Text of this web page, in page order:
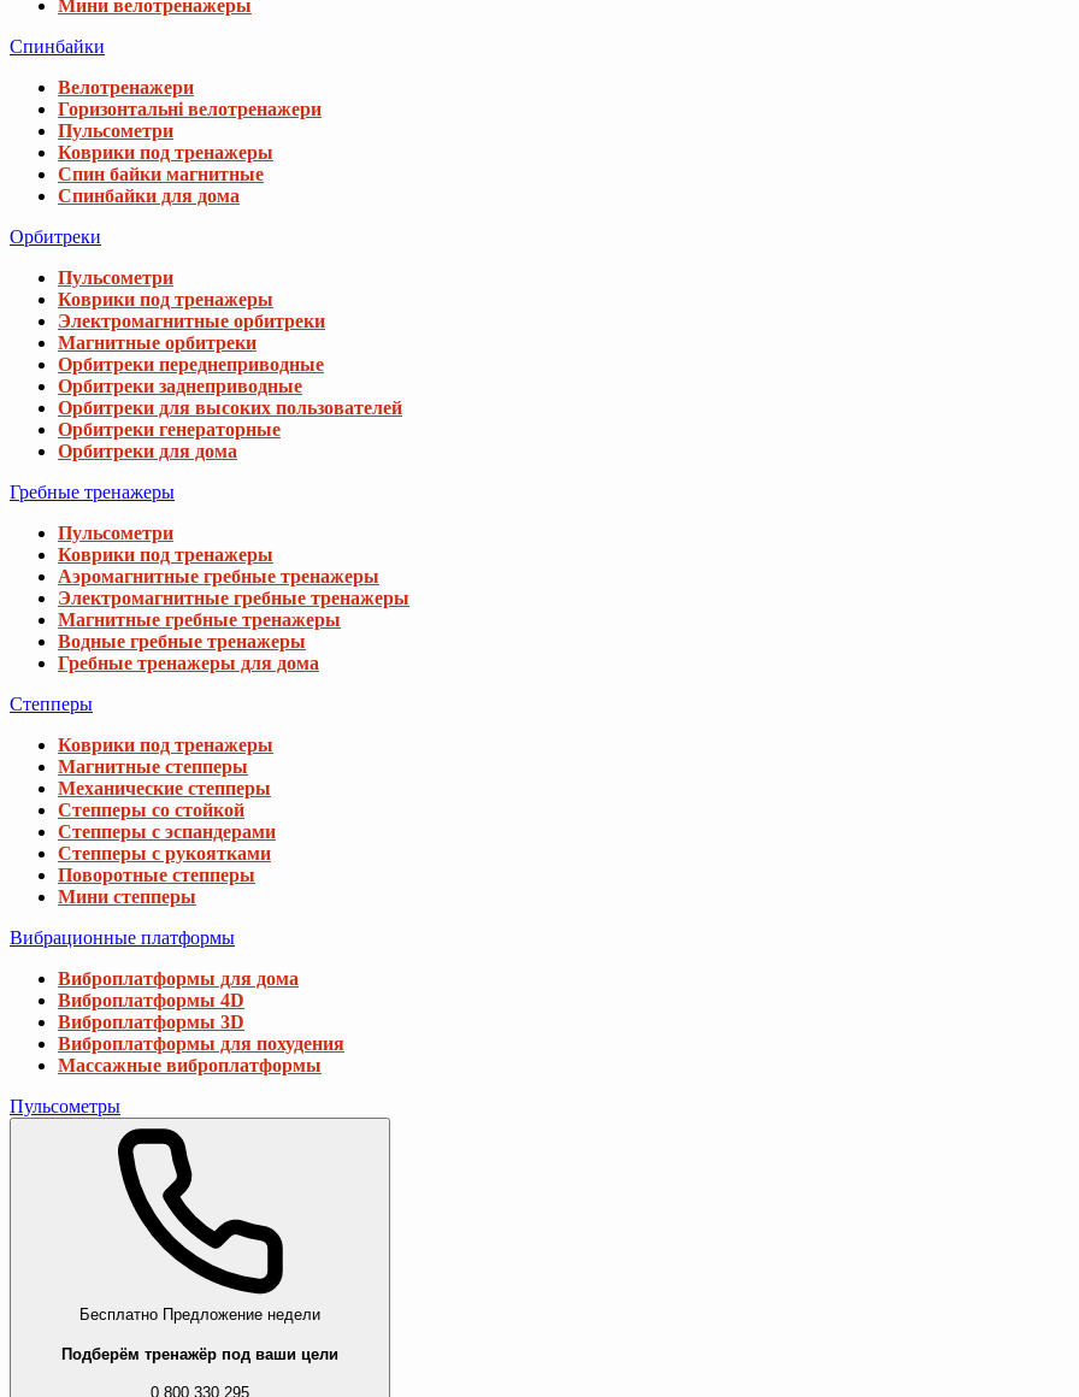
Мини велотренажеры
Спинбайки
Велотренажери
Горизонтальні велотренажери
Пульсометри
Коврики под тренажеры
Спин байки магнитные
Спинбайки для дома
Орбитреки
Пульсометри
Коврики под тренажеры
Электромагнитные орбитреки
Магнитные орбитреки
Орбитреки переднеприводные
Орбитреки заднеприводные
Орбитреки для высоких пользователей
Орбитреки генераторные
Орбитреки для дома
Гребные тренажеры
Пульсометри
Коврики под тренажеры
Аэромагнитные гребные тренажеры
Электромагнитные гребные тренажеры
Магнитные гребные тренажеры
Водные гребные тренажеры
Гребные тренажеры для дома
Степперы
Коврики под тренажеры
Магнитные степперы
Механические степперы
Степперы со стойкой
Степперы с эспандерами
Степперы с рукоятками
Поворотные степперы
Мини степперы
Вибрационные платформы
Виброплатформы для дома
Виброплатформы 4D
Виброплатформы 3D
Виброплатформы для похудения
Массажные виброплатформы
Пульсометры
Бесплатно Предложение недели
Подберём тренажёр под ваши цели
0 800 330 295